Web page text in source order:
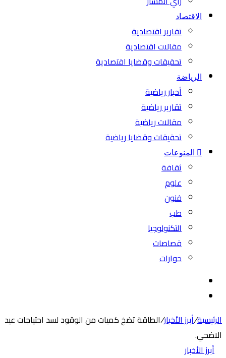
الاقتصاد
تقارير اقتصادية
مقالات اقتصادية
تحقيقات وقضايا اقتصادية
الرياضة
أخبار رياضية
تقارير رياضية
مقالات رياضية
تحقيقات وقضايا رياضية
المنوعات
ثقافة
علوم
فنون
طب
التكنولوجيا
قصاصات
حوارات
المظلم
الرئيسية/أبرز الأخبار/الطاقة تضخ كميات من الوقود لسد احتياجات عيد
الاضحي.
أبرز الأخبار